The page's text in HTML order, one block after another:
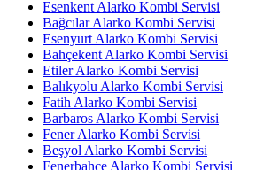
Esenkent Alarko Kombi Servisi
Bağcılar Alarko Kombi Servisi
Esenyurt Alarko Kombi Servisi
Bahçekent Alarko Kombi Servisi
Etiler Alarko Kombi Servisi
Balıkyolu Alarko Kombi Servisi
Fatih Alarko Kombi Servisi
Barbaros Alarko Kombi Servisi
Fener Alarko Kombi Servisi
Beşyol Alarko Kombi Servisi
Fenerbahçe Alarko Kombi Servisi